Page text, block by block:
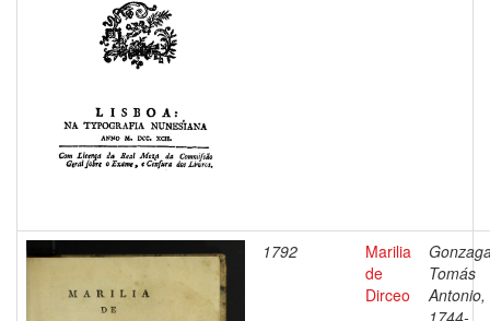
1792
Marilia
de
Dirceo
Tomás
Antonio,
1744-